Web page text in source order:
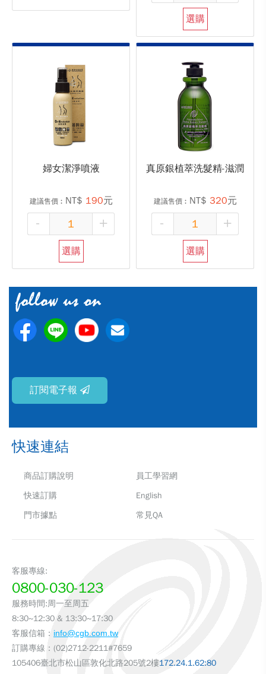
選購
婦女潔淨噴液
建議售價︰ NT$ 190元
- +
選購
真原銀植萃洗髮精-滋潤
建議售價︰ NT$ 320元
- +
選購
訂閱電子報
快速連結
商品訂購說明
快速訂購
門市據點
員工學習網
English
常見QA
客服專線:
0800-030-123
服務時間:周一至周五
8:30~12:30 & 13:30~17:30
客服信箱： info@cgb.com.tw
訂購專線：(02)2712-2211#7659
105406臺北市松山區敦化北路205號2樓172.24.1.62:80